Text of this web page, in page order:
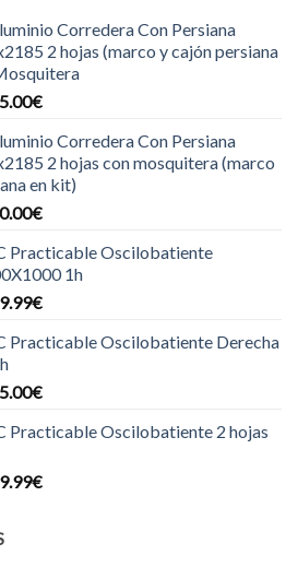
Corredera Con Persiana
2 hojas (marco y cajón persiana
€El
actual
es:
485.00€.
Corredera Con Persiana
2 hojas con mosquitera (marco
en kit)
€El
actual
es:
430.00€.
Practicable Oscilobatiente
1h
€El
actual
129.99€.
Practicable Oscilobatiente Derecha
€El
actual
125.00€.
Practicable Oscilobatiente 2 hojas
€El